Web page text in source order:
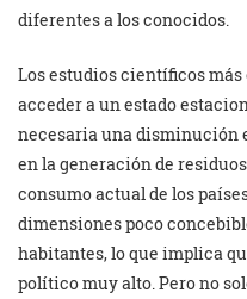
diferentes a los conocidos.
Los estudios científicos
acceder a un estado
necesaria una disminución
en la generación de
consumo actual de los
dimensiones poco
habitantes, lo que implica
político muy alto. Pero no